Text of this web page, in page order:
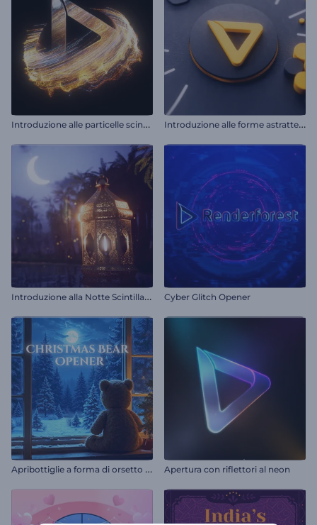
I
ntroduzione alle particelle scintillanti vorticose I
ntroduzione alle forme astratte 3D
I
ntroduzione alla Notte Scintillante del Ramadan Cyber Glitch Opener
A
pribottiglie a forma di orsetto di Natale Apertura con riflettori al neon